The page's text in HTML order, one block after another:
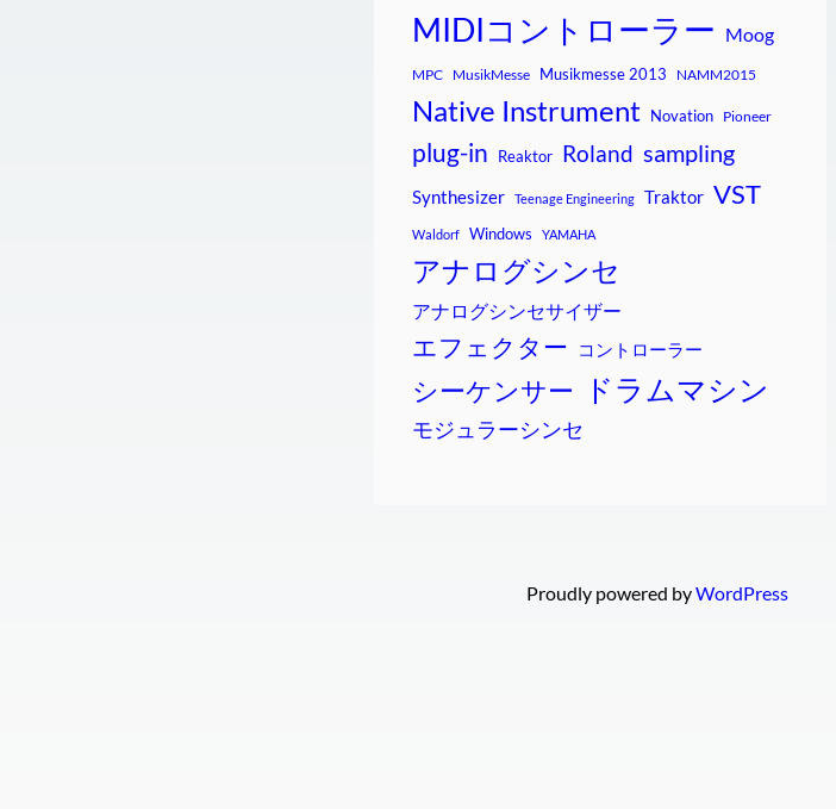
MIDIコントローラー Moog
MPC MusikMesse Musikmesse 2013 NAMM2015
Native Instrument Novation Pioneer
plug-in Reaktor Roland sampling
Synthesizer Teenage Engineering Traktor VST
Waldorf Windows YAMAHA
アナログシンセ
アナログシンセサイザー
エフェクター コントローラー
シーケンサー ドラムマシン
モジュラーシンセ
Proudly powered byWordPress